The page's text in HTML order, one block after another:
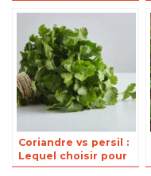
maigrir ?
Coriandre vs persil :
Lequel choisir pour
sa cuisine ?